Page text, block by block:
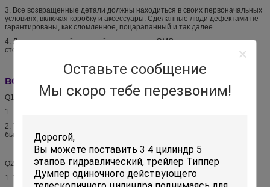
Оставьте сообщение
Мы скоро тебе перезвоним!
3. Все возвращенные детали должны находиться в своих первоначальных
условиях, включая коробку и аксессуары. Сделанные люди дефектами не
гарантированы, как сломленное, поцарапанный и так далее.
4. Для всех деталей, пожалуйста отправьте ЭМС или вашим местным
столбом когда отправьте назад.
вопросы и ответы:
Q1. Что такие же аспекты вашего цилиндра с цилиндром Хйва?
1. Такие же структура внутренности.
2. Такой же внешний размер и такие же размеры установки. Она может
быть заменима с Хйва
Q2. Сравненный с цилиндром Хйва, что ваши преимущества цилиндра?
1. Трубки покрытый хром.